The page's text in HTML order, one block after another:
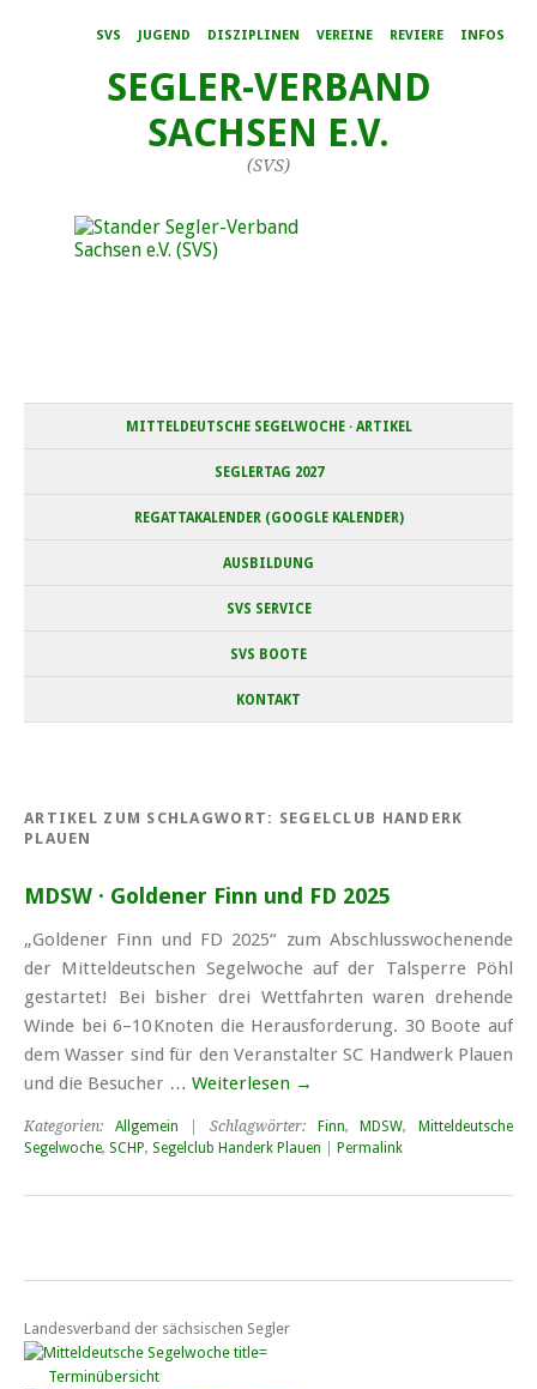
SVS JUGEND DISZIPLINEN VEREINE REVIERE INFOS
SEGLER-VERBAND
SACHSEN E.V.
(SVS)
MITTELDEUTSCHE SEGELWOCHE · ARTIKEL
SEGLERTAG 2027
REGATTAKALENDER (GOOGLE KALENDER)
AUSBILDUNG
SVS SERVICE
SVS BOOTE
KONTAKT
ARTIKEL ZUM SCHLAGWORT: SEGELCLUB HANDERK
PLAUEN
MDSW · Goldener Finn und FD 2025
„Goldener Finn und FD 2025“ zum Abschluss­wochen­ende
der Mittel­deutschen Segel­woche auf der Tal­sperre Pöhl
gestartet! Bei bisher drei Wett­fahrten waren drehende
Winde bei 6–10 Knoten die Heraus­forderung. 30 Boote auf
dem Wasser sind für den Ver­anstalter SC Handwerk Plauen
und die Besucher … Weiterlesen →
Kategorien: Allgemein | Schlagwörter: Finn, MDSW,
Mitteldeutsche
Segelwoche, SCHP, Segelclub Handerk Plauen Permalink
Landesverband der sächsischen Segler
Terminübersicht